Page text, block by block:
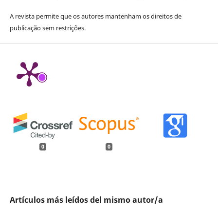
A revista permite que os autores mantenham os direitos de
publicação sem restrições.
0 0
Artículos más leídos del mismo autor/a